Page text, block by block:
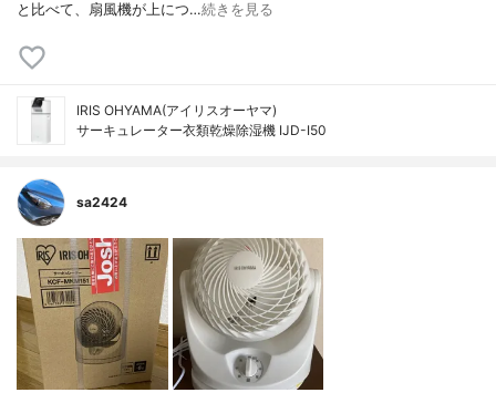
と比べて、扇風機が上につ…続きを見る
IRIS OHYAMA(アイリスオーヤマ)
サーキュレーター衣類乾燥除湿機 IJD-I50
sa2424